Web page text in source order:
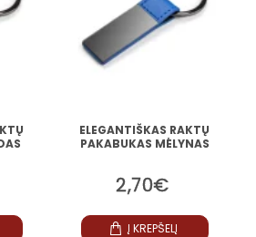
ELEGANTIŠKAS RAKTŲ
PAKABUKAS MĖLYNAS
2,70€
Į KREPŠELĮ